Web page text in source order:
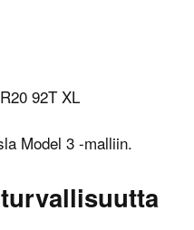
92T XL
Model 3 -malliin.